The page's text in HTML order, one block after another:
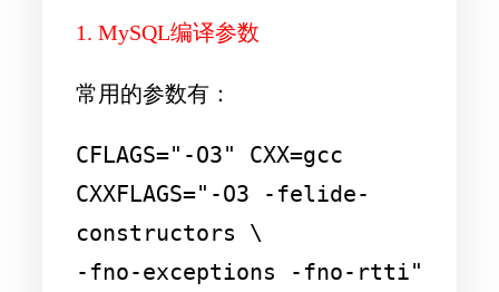
1. MySQL编译参数
常用的参数有：
CFLAGS="-O3" CXX=gcc
CXXFLAGS="-O3 -felide-
constructors \
-fno-exceptions -fno-rtti"